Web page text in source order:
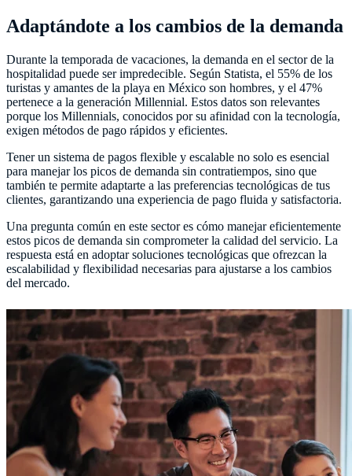
Adaptándote a los cambios de la demanda
Durante la temporada de vacaciones, la demanda en el sector de la
hospitalidad puede ser impredecible. Según Statista, el 55% de los
turistas y amantes de la playa en México son hombres, y el 47%
pertenece a la generación Millennial​. Estos datos son relevantes
porque los Millennials, conocidos por su afinidad con la tecnología,
exigen métodos de pago rápidos y eficientes.
Tener un sistema de pagos flexible y escalable no solo es esencial
para manejar los picos de demanda sin contratiempos, sino que
también te permite adaptarte a las preferencias tecnológicas de tus
clientes, garantizando una experiencia de pago fluida y satisfactoria.
Una pregunta común en este sector es cómo manejar eficientemente
estos picos de demanda sin comprometer la calidad del servicio. La
respuesta está en adoptar soluciones tecnológicas que ofrezcan la
escalabilidad y flexibilidad necesarias para ajustarse a los cambios
del mercado.